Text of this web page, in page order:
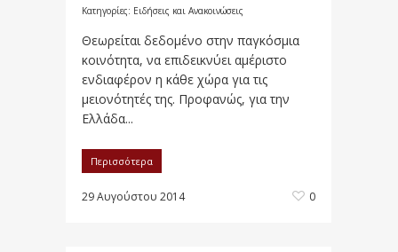
Κατηγορίες: Ειδήσεις και Ανακοινώσεις
Θεωρείται δεδομένο στην παγκόσμια
κοινότητα, να επιδεικνύει αμέριστο
ενδιαφέρον η κάθε χώρα για τις
μειονότητές της. Προφανώς, για την
Ελλάδα...
Περισσότερα
29 Αυγούστου 2014 0